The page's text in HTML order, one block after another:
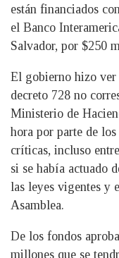
están financiados
el Banco
Salvador, por $250
El gobierno hizo
decreto 728 no
Ministerio de
hora por parte de
críticas, incluso
si se había actuado
las leyes vigentes y
Asamblea.
De los fondos
millones que se